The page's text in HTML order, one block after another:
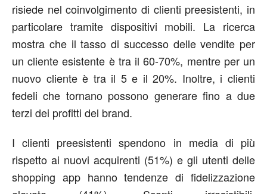
risiede nel coinvolgimento di clienti preesistenti, in
particolare tramite dispositivi mobili. La ricerca
mostra che il tasso di successo delle vendite per
un cliente esistente è tra il 60-70%, mentre per un
nuovo cliente è tra il 5 e il 20%. Inoltre, i clienti
fedeli che tornano possono generare fino a due
terzi dei profitti del brand.
I clienti preesistenti spendono in media di più
rispetto ai nuovi acquirenti (51%) e gli utenti delle
shopping app hanno tendenze di fidelizzazione